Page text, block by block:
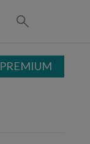
PREMIUM